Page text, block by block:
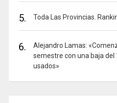
5. Toda Las Provincias.
6.
Alejandro Lamas:
semestre con una baja del
usados»